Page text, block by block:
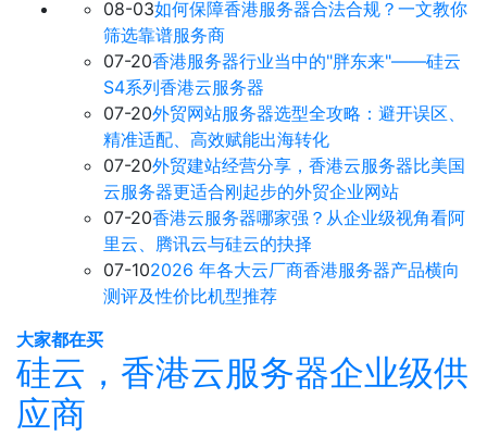
08-03如何保障香港服务器合法合规？一文教你
筛选靠谱服务商
07-20香港服务器行业当中的"胖东来"——硅云
S4系列香港云服务器
07-20外贸网站服务器选型全攻略：避开误区、
精准适配、高效赋能出海转化
07-20外贸建站经营分享，香港云服务器比美国
云服务器更适合刚起步的外贸企业网站
07-20香港云服务器哪家强？从企业级视角看阿
里云、腾讯云与硅云的抉择
07-102026 年各大云厂商香港服务器产品横向
测评及性价比机型推荐
大家都在买
硅云，香港云服务器企业级供
应商